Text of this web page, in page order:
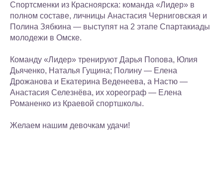
Спортсменки из Красноярска: команда «Лидер» в
полном составе, личницы Анастасия Черниговская и
Полина Зябкина — выступят на 2 этапе Спартакиады
молодежи в Омске.
Команду «Лидер» тренируют Дарья Попова, Юлия
Дьяченко, Наталья Гущина; Полину — Елена
Дрожанова и Екатерина Веденеева, а Настю —
Анастасия Селезнёва, их хореограф — Елена
Романенко из Краевой спортшколы.
Желаем нашим девочкам удачи!